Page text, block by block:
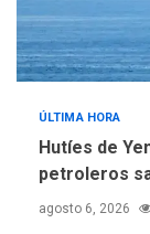
ÚLTIMA HORA
Hutíes de
petroleros
agosto 6, 2026